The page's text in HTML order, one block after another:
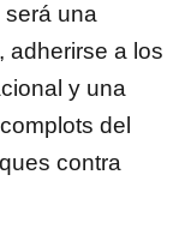
será una
adherirse a los
y una
del
contra